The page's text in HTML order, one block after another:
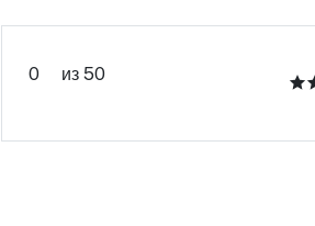
0 из 50